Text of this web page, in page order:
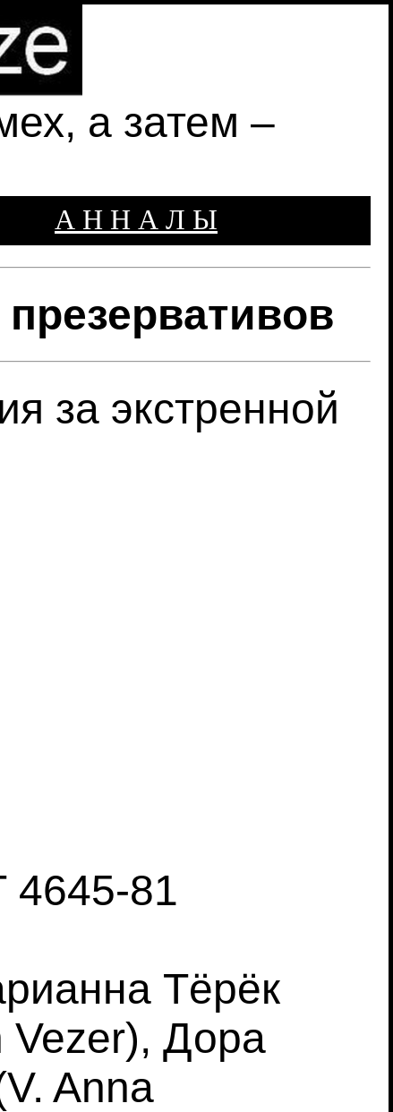
а затем –
А Н Н А Л Ы
за экстренной
4645-81
Тёрёк
Vezer), Дора
Anna